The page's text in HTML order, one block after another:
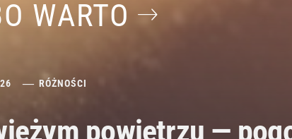
WARTO
RÓŻNOŚCI
powietrzu —